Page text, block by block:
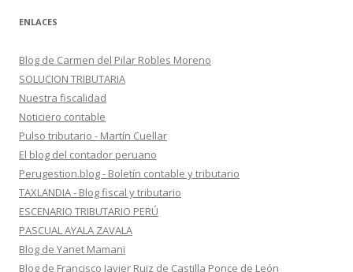
ENLACES
Blog de Carmen del Pilar Robles Moreno
SOLUCION TRIBUTARIA
Nuestra fiscalidad
Noticiero contable
Pulso tributario - Martín Cuellar
El blog del contador peruano
Perugestion.blog - Boletín contable y tributario
TAXLANDIA - Blog fiscal y tributario
ESCENARIO TRIBUTARIO PERÚ
PASCUAL AYALA ZAVALA
Blog de Yanet Mamani
Blog de Francisco Javier Ruiz de Castilla Ponce de León